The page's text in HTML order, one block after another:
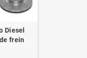
Diesel
frein